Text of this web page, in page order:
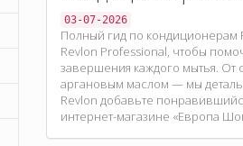
03-07-2026
Полный гид по кондиционерам
Revlon Professional, чтобы
завершения каждого мытья.
аргановым маслом — мы
Revlon добавьте
интернет-магазине «Европа